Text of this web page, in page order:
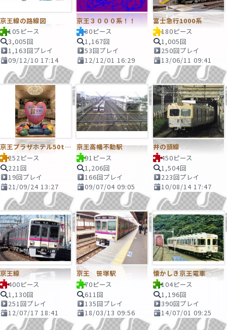
京王線の路線図
105ピース
3,005回
1,163回プレイ
09/12/10 17:14
京王３０００系！！
30ピース
1,167回
53回プレイ
12/12/01 16:29
富士急行1000系
180ピース
1,005回
250回プレイ
13/06/11 09:41
京王プラザホテル50th!!
252ピース
221回
19回プレイ
21/09/24 13:27
京王高幡不動駅
91ピース
1,206回
166回プレイ
09/07/04 09:05
井の頭線
450ピース
1,504回
223回プレイ
10/08/14 17:47
京王線
400ピース
1,130回
251回プレイ
12/07/17 18:41
京王 笹塚駅
70ピース
611回
135回プレイ
18/03/13 09:56
懐かしき京王電車
104ピース
1,196回
390回プレイ
14/07/01 09:25